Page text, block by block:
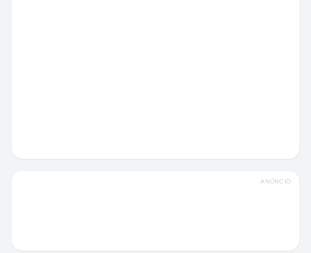
ANÚNCIO